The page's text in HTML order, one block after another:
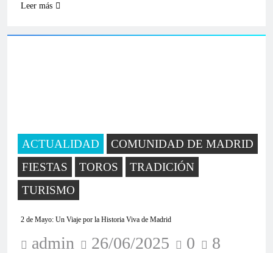
Leer más
ACTUALIDAD
COMUNIDAD DE MADRID
FIESTAS
TOROS
TRADICIÓN
TURISMO
2 de Mayo: Un Viaje por la Historia Viva de Madrid
admin 26/06/2025 0
8